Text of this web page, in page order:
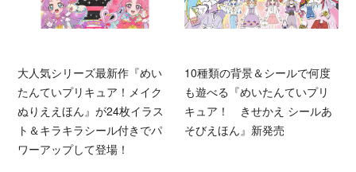
大人気シリーズ最新作『めい
たんていプリキュア！メイク
ぬりええほん』が24枚イラス
ト＆キラキラシール付きでパ
ワーアップして登場！
10種類の背景＆シールで何度
も遊べる『めいたんていプリ
キュア！ きせかえ シールあ
そびえほん』新発売